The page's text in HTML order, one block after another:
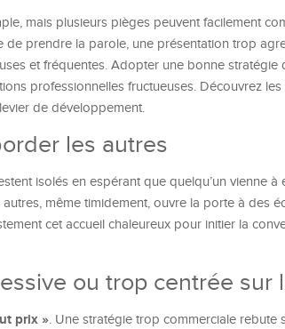
mais plusieurs pièges peuvent facilement
prendre la parole, une présentation trop
et fréquentes. Adopter une bonne stratégie
professionnelles fructueuses. Découvrez les
de développement.
les autres
isolés en espérant que quelqu’un vienne à
autres, même timidement, ouvre la porte à des
cet accueil chaleureux pour initier la
ou trop centrée sur
prix ». Une stratégie trop commerciale rebute